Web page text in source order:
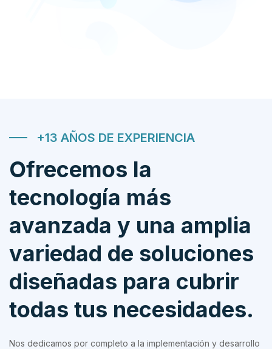
+13 AÑOS DE EXPERIENCIA
Ofrecemos la
tecnología más
avanzada y una amplia
variedad de soluciones
diseñadas para cubrir
todas tus necesidades.
Nos dedicamos por completo a la implementación y desarrollo